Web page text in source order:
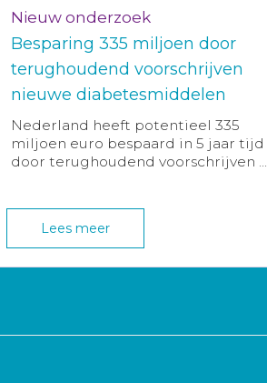
Nieuw onderzoek
Besparing 335 miljoen door
terughoudend voorschrijven
nieuwe diabetesmiddelen
Nederland heeft potentieel 335
miljoen euro bespaard in 5 jaar tijd
door terughoudend voorschrijven ...
Lees meer